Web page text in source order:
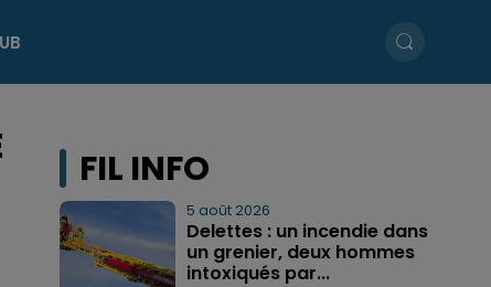
FIL INFO
5 août 2026
Delettes : un incendie dans
un grenier, deux hommes
intoxiqués par...